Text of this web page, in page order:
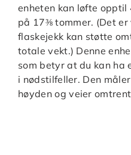
enheten kan løfte
på 17⅜ tommer. (Det
flaskejekk kan støtte
totale vekt.) Denne
som betyr at du kan ha
i nødstilfeller. Den
høyden og veier